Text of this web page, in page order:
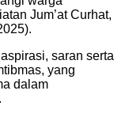
Jum’at Curhat,
saran serta
yang
dalam